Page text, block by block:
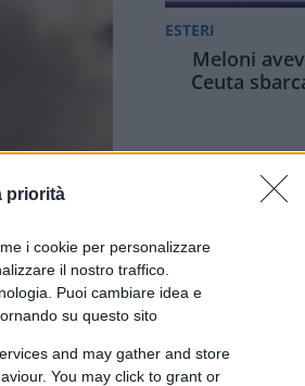
priorità
i cookie per personalizzare
il nostro traffico.
Puoi cambiare idea e
su questo sito
and may gather and store
You may click to grant or
ESTERI
Meloni
Ceuta